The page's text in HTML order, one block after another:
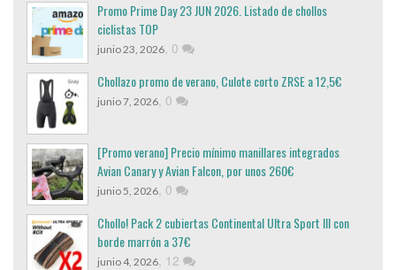
Promo Prime Day 23 JUN 2026. Listado de chollos
ciclistas TOP
junio 23, 2026, 0
Chollazo promo de verano, Culote corto ZRSE a 12,5€
junio 7, 2026, 0
[Promo verano] Precio mínimo manillares integrados
Avian Canary y Avian Falcon, por unos 260€
junio 5, 2026, 0
Chollo! Pack 2 cubiertas Continental Ultra Sport III con
borde marrón a 37€
junio 4, 2026, 12